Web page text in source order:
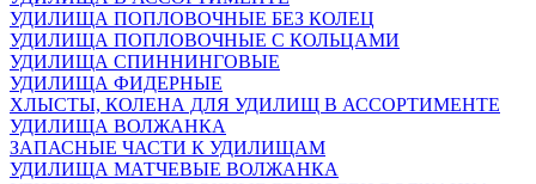
УДИЛИЩА ПОПЛОВОЧНЫЕ БЕЗ КОЛЕЦ
УДИЛИЩА ПОПЛОВОЧНЫЕ С КОЛЬЦАМИ
УДИЛИЩА СПИННИНГОВЫЕ
УДИЛИЩА ФИДЕРНЫЕ
ХЛЫСТЫ, КОЛЕНА ДЛЯ УДИЛИЩ В АССОРТИМЕНТЕ
УДИЛИЩА ВОЛЖАНКА
ЗАПАСНЫЕ ЧАСТИ К УДИЛИЩАМ
УДИЛИЩА МАТЧЕВЫЕ ВОЛЖАНКА